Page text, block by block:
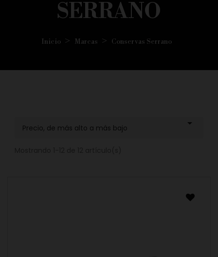
SERRANO
Inicio Marcas Conservas Serrano
Precio, de más alto a más bajo 